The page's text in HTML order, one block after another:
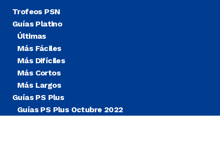
Trofeos PSN
Guías Platino
Últimas
Más Fáciles
Más Difíciles
Más Cortos
Más Largos
Guías PS Plus
Guías PS Plus Octubre 2022